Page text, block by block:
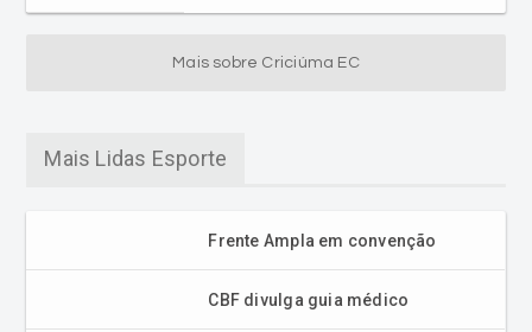
Mais sobre Criciúma EC
Mais Lidas Esporte
Frente Ampla em convenção
CBF divulga guia médico